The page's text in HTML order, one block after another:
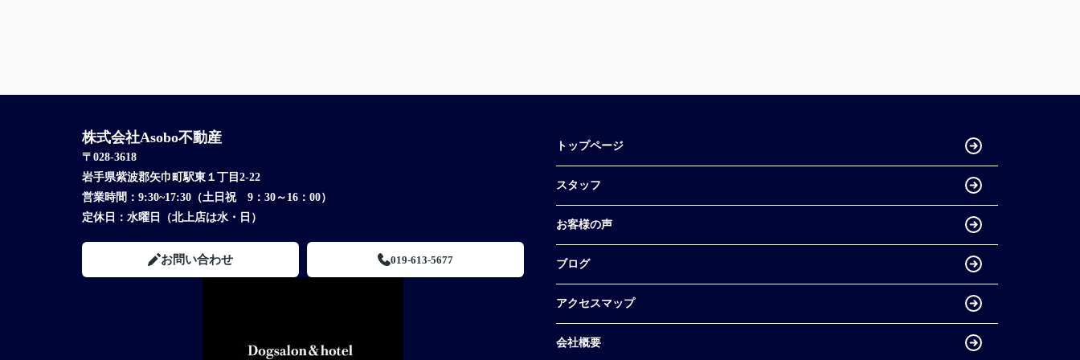
株式会社Asobo不動産
〒028-3618
岩手県紫波郡矢巾町駅東１丁目2-22
営業時間： 9:30~17:30（土日祝 9：30～16：00）
定休日： 水曜日（北上店は水・日）
お問い合わせ 019-613-5677
トップページ
スタッフ
お客様の声
ブログ
アクセスマップ
会社概要